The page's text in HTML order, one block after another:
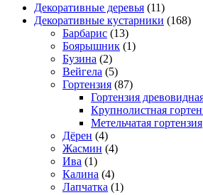
Декоративные деревья (11)
Декоративные кустарники (168)
Барбарис (13)
Боярышник (1)
Бузина (2)
Вейгела (5)
Гортензия (87)
Гортензия
Крупнолистная
Метельчатая гортензия
Дёрен (4)
Жасмин (4)
Ива (1)
Калина (4)
Лапчатка (1)